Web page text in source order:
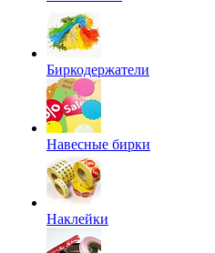
Биркодержатели
Навесные бирки
Наклейки